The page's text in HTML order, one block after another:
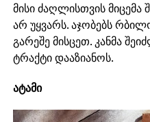
მისი ძაღლისთვის მიცემა
არ უყვარს. აჯობებს
გარეშე მისცეთ. კანმა
ტრაქტი დააზიანოს.
ატამი